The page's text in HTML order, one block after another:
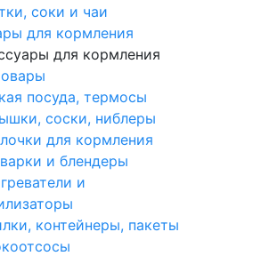
соки и чаи
для кормления
для кормления
посуда, термосы
соски, ниблеры
для кормления
и блендеры
и
контейнеры, пакеты